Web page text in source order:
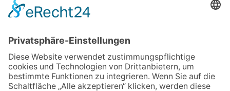
Sie sind mit Ihren Zähnen unzufrieden und